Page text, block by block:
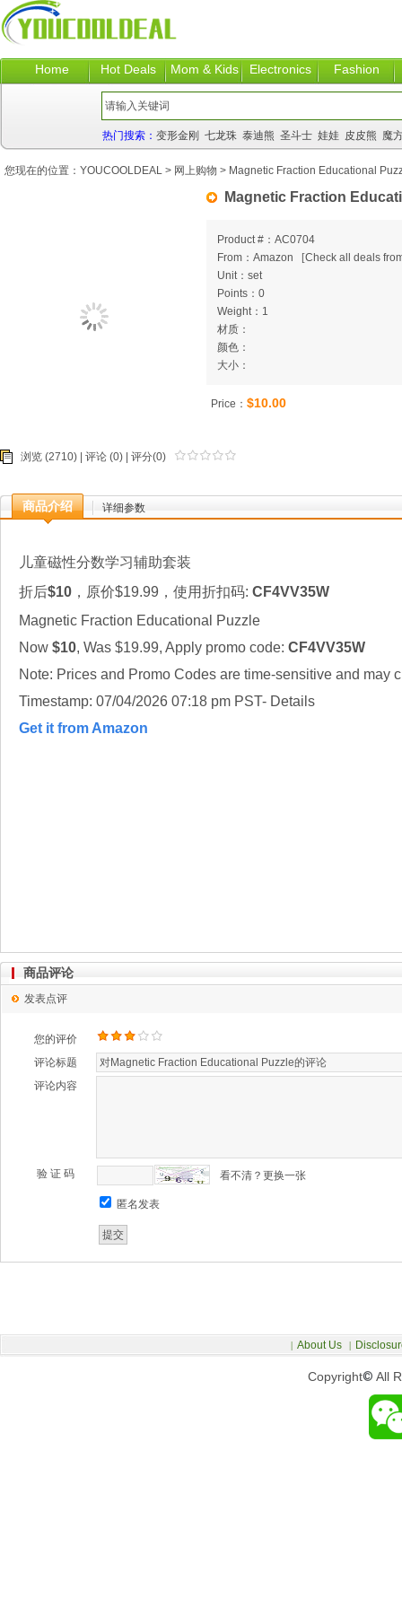
Home Hot Deals Mom & Kids Electronics Fashion
热门搜索： 变形金刚 七龙珠 泰迪熊 圣斗士 娃娃 皮皮熊 魔
Magnetic Fraction
Product #：AC0704
From：Amazon
[Check all deals
Unit：set
Points：0
Weight：1
材质：
颜色：
大小：
Price： $10.00
浏览 (2710) | 评论 (0) | 评分(0)
商品介绍 详细参数
儿童磁性分数学习辅助套装
折后$10 ，原价$19.99，使用折扣码: CF4VV35W
Magnetic Fraction Educational Puzzle
Now $10, Was $19.99, Apply promo code: CF4VV35W
Note: Prices and Promo Codes are time-sensitive and may
Timestamp: 07/04/2026 07:18 pm PST- Details
Get it from Amazon
您现在的位置： YOUCOOLDEAL > 网上购物 > Magnetic Fraction Educational
商品评论
发表点评
您的评价
评论标题
评论内容
验 证 码 看不清？更换一张
匿名发表
Copyright© All
| About Us |